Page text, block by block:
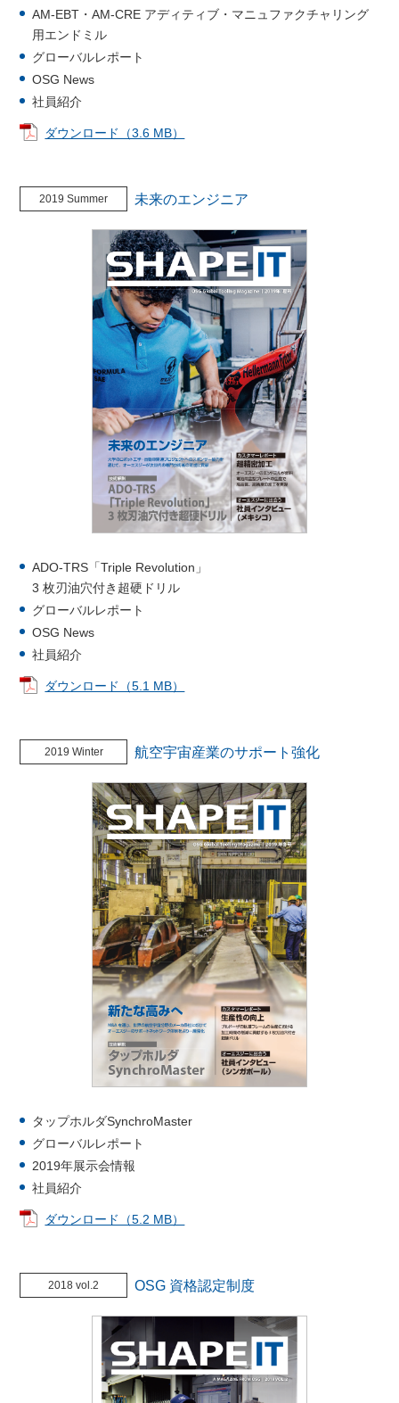
AM-EBT・AM-CRE アディティブ・マニュファクチャリング
用エンドミル
グローバルレポート
OSG News
社員紹介
ダウンロード（3.6 MB）
2019 Summer 未来のエンジニア
ADO-TRS「Triple Revolution」
3 枚刃油穴付き超硬ドリル
グローバルレポート
OSG News
社員紹介
ダウンロード（5.1 MB）
2019 Winter 航空宇宙産業のサポート強化
タップホルダSynchroMaster
グローバルレポート
2019年展示会情報
社員紹介
ダウンロード（5.2 MB）
2018 vol.2 OSG 資格認定制度